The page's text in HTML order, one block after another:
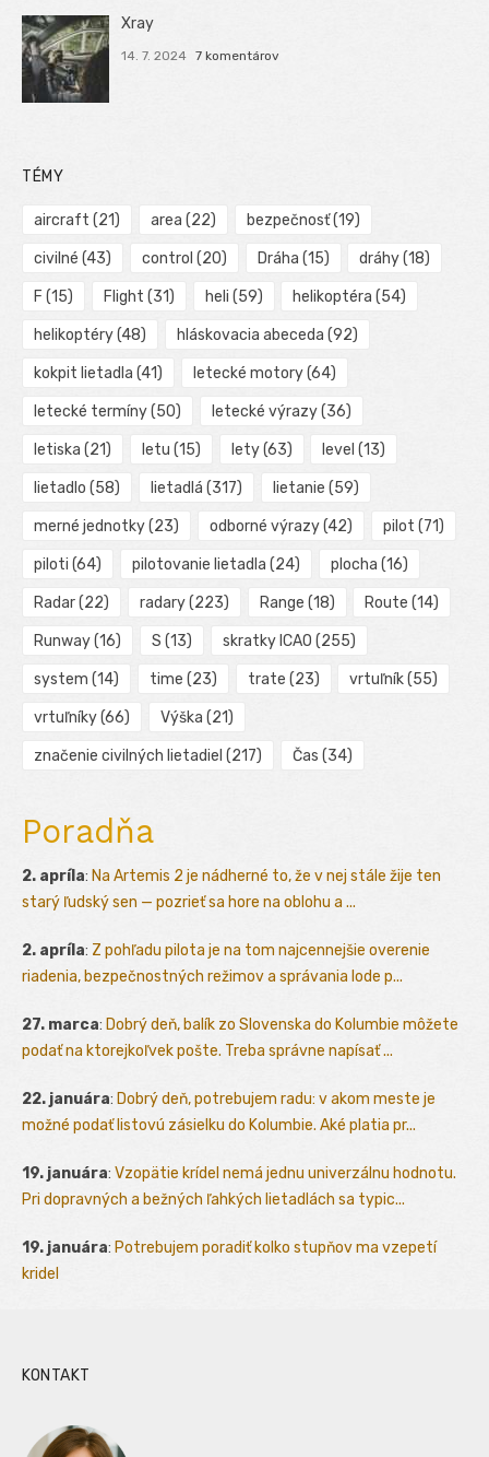
Xray
14. 7. 2024 7 komentárov
TÉMY
aircraft (21) area (22) bezpečnosť(19)
civilné (43) control (20) Dráha (15) dráhy(18)
F (15) Flight (31) heli (59) helikoptéra (54)
helikoptéry(48) hláskovacia abeceda (92)
kokpit lietadla (41) letecké motory(64)
letecké termíny(50) letecké výrazy(36)
letiska (21) letu (15) lety(63) level (13)
lietadlo (58) lietadlá (317) lietanie (59)
merné jednotky(23) odborné výrazy(42) pilot (71)
piloti (64) pilotovanie lietadla (24) plocha (16)
Radar(22) radary(223) Range (18) Route (14)
Runway(16) S (13) skratky ICAO (255)
system (14) time (23) trate (23) vrtuľník(55)
vrtuľníky(66) Výška (21)
značenie civilných lietadiel (217) Čas (34)
Poradňa
2. apríla: Na Artemis 2 je nádherné to, že v nej stále žije ten
starý ľudský sen — pozrieť sa hore na oblohu a ...
2. apríla: Z pohľadu pilota je na tom najcennejšie overenie
riadenia, bezpečnostných režimov a správania lode p...
27. marca: Dobrý deň, balík zo Slovenska do Kolumbie môžete
podať na ktorejkoľvek pošte. Treba správne napísať ...
22. januára: Dobrý deň, potrebujem radu: v akom meste je
možné podať listovú zásielku do Kolumbie. Aké platia pr...
19. januára: Vzopätie krídel nemá jednu univerzálnu hodnotu.
Pri dopravných a bežných ľahkých lietadlách sa typic...
19. januára: Potrebujem poradiť kolko stupňov ma vzepetí
kridel
KONTAKT